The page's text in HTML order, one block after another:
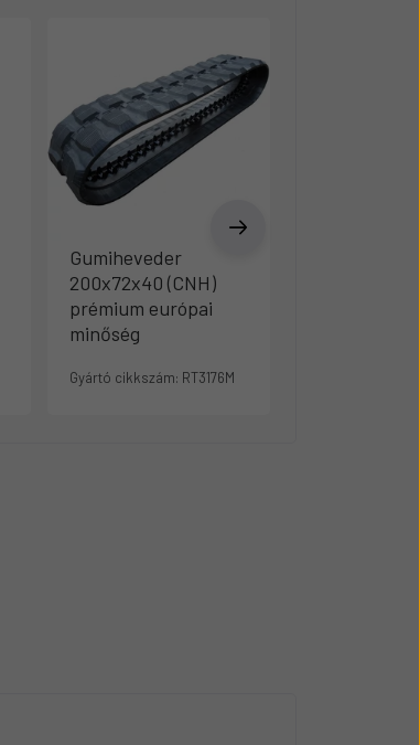
Gumiheveder
200x72x40 (CNH)
prémium európai
minőség
Gyártó cikkszám: RT3176M